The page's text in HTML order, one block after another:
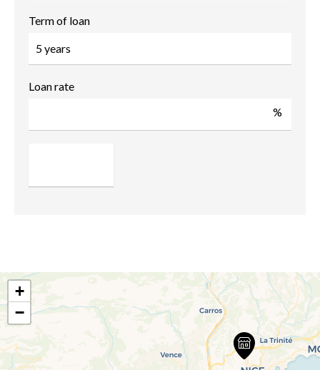
Term of loan
Loan rate
%
+
−